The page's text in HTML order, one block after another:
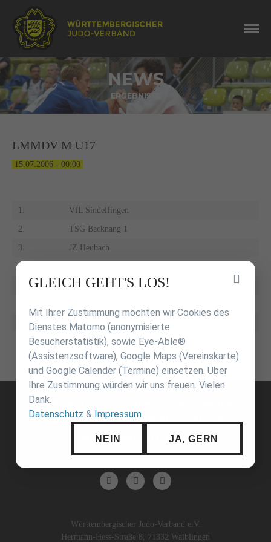
NEWS
ERGEBNISSE
LMMDV M U17
15.07.2006 - 00:00
1. VfL Sindelfingen
2. TSG Backnang 1
3. JZ Heubach
3.
KSV Esslingen
SS Kustusch
JSV Tübingen
Navigation
überspringenSTARTSEITE
DATENSCHUTZ
INTERN
SUCHE
COOKIE-EINSTELLUNGEN
Württembergischer Judo-Verband e.V.
Hermann-Hess-Straße 8, 71332 Waiblingen
Inhalt
GLEICH GEHT'S LOS!
Mit Ihrer Zustimmung möchten wir Cookies des
Dienstes Matomo (anonymisierte
Besucherstatistik), sowie Eye-Able®
(Assistenzsoftware), Google Maps (Vereinskarte)
und Google Calender (Termine) einsetzen. Über
Ihre Zustimmung würden wir uns freuen. Vielen
Dank.
Datenschutz & Impressum
NEIN JA, GERN